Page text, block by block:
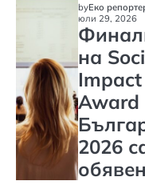
byЕко
юли 29, 2026
на
Impact
Award
2026